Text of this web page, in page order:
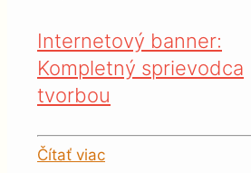
Internetový banner:
Kompletný sprievodca
tvorbou
Čítať viac